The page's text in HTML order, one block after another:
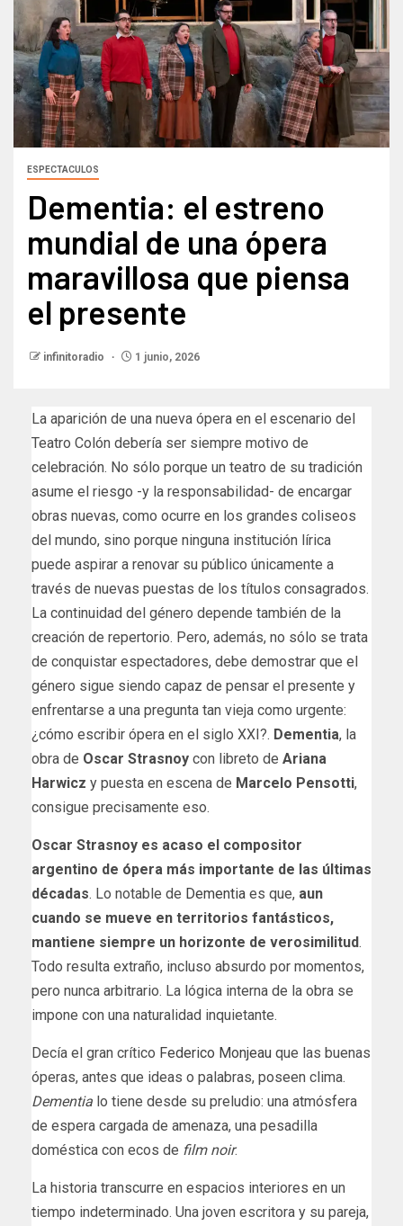
ESPECTACULOS
Dementia: el estreno
mundial de una ópera
maravillosa que piensa
el presente
infinitoradio 1 junio, 2026
La aparición de una nueva ópera en el escenario del
Teatro Colón debería ser siempre motivo de
celebración. No sólo porque un teatro de su tradición
asume el riesgo -y la responsabilidad- de encargar
obras nuevas, como ocurre en los grandes coliseos
del mundo, sino porque ninguna institución lírica
puede aspirar a renovar su público únicamente a
través de nuevas puestas de los títulos consagrados.
La continuidad del género depende también de la
creación de repertorio. Pero, además, no sólo se trata
de conquistar espectadores, debe demostrar que el
género sigue siendo capaz de pensar el presente y
enfrentarse a una pregunta tan vieja como urgente:
¿cómo escribir ópera en el siglo XXI?. Dementia, la
obra de Oscar Strasnoy con libreto de Ariana
Harwicz y puesta en escena de Marcelo Pensotti,
consigue precisamente eso.
Oscar Strasnoy es acaso el compositor
argentino de ópera más importante de las últimas
décadas. Lo notable de Dementia es que, aun
cuando se mueve en territorios fantásticos,
mantiene siempre un horizonte de verosimilitud.
Todo resulta extraño, incluso absurdo por momentos,
pero nunca arbitrario. La lógica interna de la obra se
impone con una naturalidad inquietante.
Decía el gran crítico Federico Monjeau que las buenas
óperas, antes que ideas o palabras, poseen clima.
Dementia lo tiene desde su preludio: una atmósfera
de espera cargada de amenaza, una pesadilla
doméstica con ecos de film noir.
La historia transcurre en espacios interiores en un
tiempo indeterminado. Una joven escritora y su pareja,